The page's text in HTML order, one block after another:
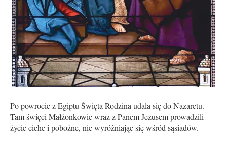
Po powrocie z Egiptu Święta Rodzina udała się do Nazaretu.
Tam święci Małżonkowie wraz z Panem Jezusem prowadzili
życie ciche i pobożne, nie wyróżniając się wśród sąsiadów.